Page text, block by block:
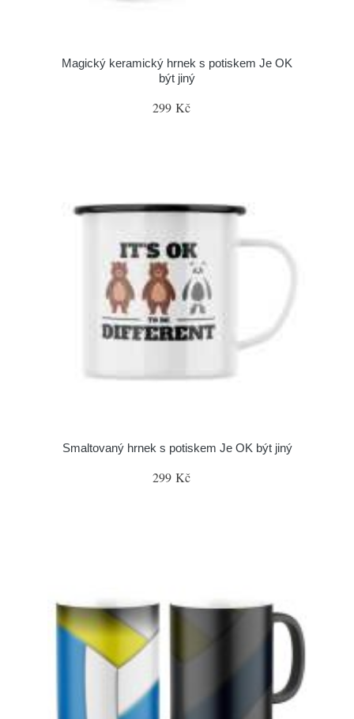
Magický keramický hrnek s potiskem Je OK
být jiný
299 Kč
Smaltovaný hrnek s potiskem Je OK být jiný
299 Kč